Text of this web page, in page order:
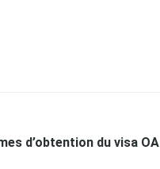
d’obtention du visa OA